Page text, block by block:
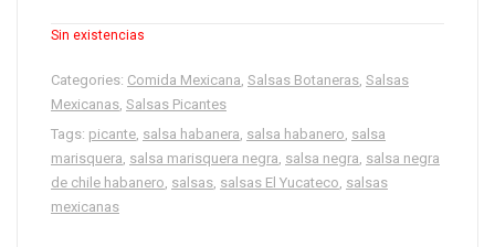
Sin existencias
Categories: Comida Mexicana, Salsas Botaneras, Salsas
Mexicanas, Salsas Picantes
Tags: picante, salsa habanera, salsa habanero, salsa
marisquera, salsa marisquera negra, salsa negra, salsa negra
de chile habanero, salsas, salsas El Yucateco, salsas
mexicanas